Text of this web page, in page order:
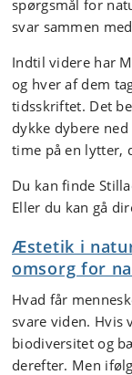
spørgsmål for
svar sammen
Indtil videre har
og hver af dem
tidsskriftet. Det
dykke dybere
time på en lytter,
Du kan finde
Eller du kan gå
Æstetik i
omsorg for
Hvad får
svare viden. Hvis
biodiversitet og
derefter. Men